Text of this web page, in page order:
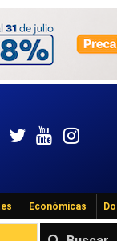
Económicas